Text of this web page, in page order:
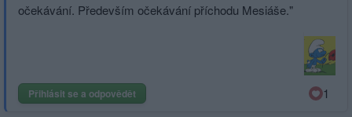
očekávání. Především očekávání příchodu Mesiáše."
Přihlásit se a odpovědět 1